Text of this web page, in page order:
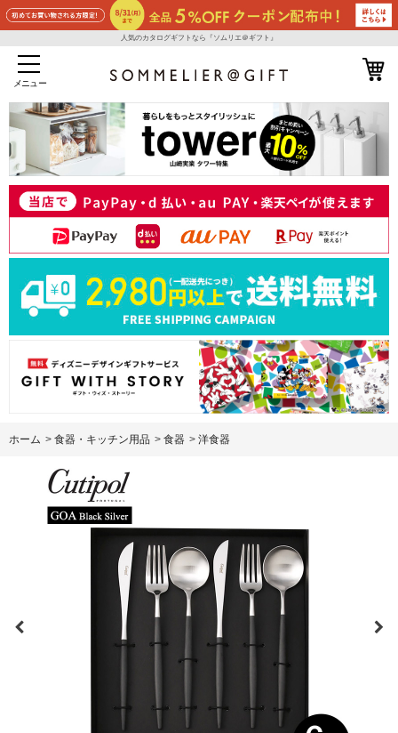
人気のカタログギフトなら『ソムリエ＠ギフト』
メニュー
ホーム > 食器・キッチン用品 > 食器 > 洋食器